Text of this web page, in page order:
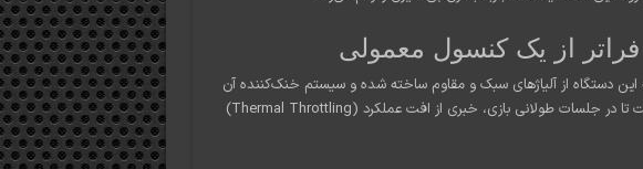
این دستگاه از آلیاژهای سبک و مقاوم ساخته شده و سیستم خنک‌کننده آن
نسبت به نسل‌های قبلی ۵۰٪ کارآمدتر شده است تا در جلسات طولانی بازی، خبری از افت عملکرد (Thermal Throttling)